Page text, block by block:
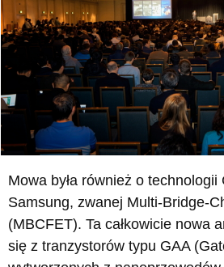
Mowa była również o technologii
Samsung, zwanej Multi-Bridge-
(MBCFET). Ta całkowicie nowa
się z tranzystorów typu GAA